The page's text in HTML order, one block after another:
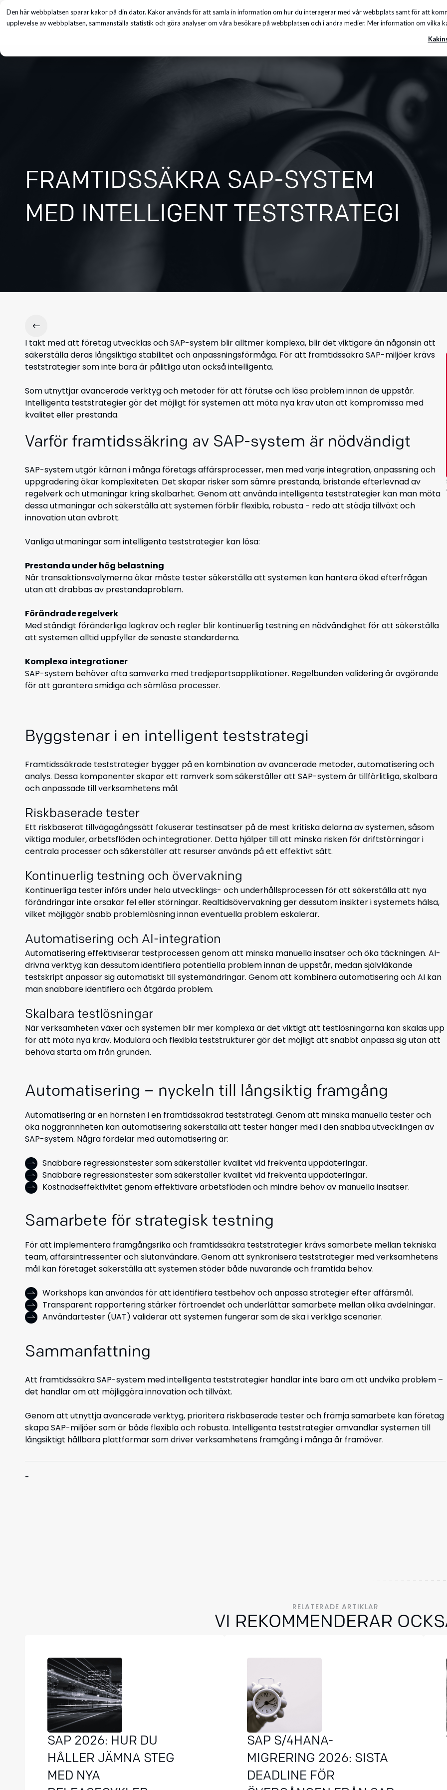
Den här webbplatsen sparar kakor på din dator. Kakor används för att samla in information om hur du interagerar med vår webbplats samt för att
upplevelse av webbplatsen, sammanställa statistik och göra analyser om våra besökare på webbplatsen och i andra medier. Mer information om vilka
Tjänster Insikter Om oss Karriär Kunskapscenter
FRAMTIDSSÄKRA SAP-SYSTEM
MED INTELLIGENT TESTSTRATEGI
I takt med att företag utvecklas och SAP-system blir alltmer komplexa, blir det viktigare än någonsin att
säkerställa deras långsiktiga stabilitet och anpassningsförmåga. För att framtidssäkra SAP-miljöer krävs
teststrategier som inte bara är pålitliga utan också intelligenta.
Som utnyttjar avancerade verktyg och metoder för att förutse och lösa problem innan de uppstår.
Intelligenta teststrategier gör det möjligt för systemen att möta nya krav utan att kompromissa med
kvalitet eller prestanda.
Varför framtidssäkring av SAP-system är nödvändigt
SAP-system utgör kärnan i många företags affärsprocesser, men med varje integration, anpassning och
uppgradering ökar komplexiteten. Det skapar risker som sämre prestanda, bristande efterlevnad av
regelverk och utmaningar kring skalbarhet. Genom att använda intelligenta teststrategier kan man möta
dessa utmaningar och säkerställa att systemen förblir flexibla, robusta - redo att stödja tillväxt och
innovation utan avbrott.
Vanliga utmaningar som intelligenta teststrategier kan lösa:
Prestanda under hög belastning
När transaktionsvolymerna ökar måste tester säkerställa att systemen kan hantera ökad efterfrågan
utan att drabbas av prestandaproblem.
Förändrade regelverk
Med ständigt föränderliga lagkrav och regler blir kontinuerlig testning en nödvändighet för att säkerställa
att systemen alltid uppfyller de senaste standarderna.
Komplexa integrationer
SAP-system behöver ofta samverka med tredjepartsapplikationer. Regelbunden validering är avgörande
för att garantera smidiga och sömlösa processer.
Byggstenar i en intelligent teststrategi
Framtidssäkrade teststrategier bygger på en kombination av avancerade metoder, automatisering och
analys. Dessa komponenter skapar ett ramverk som säkerställer att SAP-system är tillförlitliga, skalbara
och anpassade till verksamhetens mål.
Riskbaserade tester
Ett riskbaserat tillvägagångssätt fokuserar testinsatser på de mest kritiska delarna av systemen, såsom
viktiga moduler, arbetsflöden och integrationer. Detta hjälper till att minska risken för driftstörningar i
centrala processer och säkerställer att resurser används på ett effektivt sätt.
Kontinuerlig testning och övervakning
Kontinuerliga tester införs under hela utvecklings- och underhållsprocessen för att säkerställa att nya
förändringar inte orsakar fel eller störningar. Realtidsövervakning ger dessutom insikter i systemets hälsa,
vilket möjliggör snabb problemlösning innan eventuella problem eskalerar.
Automatisering och AI-integration
Automatisering effektiviserar testprocessen genom att minska manuella insatser och öka täckningen. AI-
drivna verktyg kan dessutom identifiera potentiella problem innan de uppstår, medan självläkande
testskript anpassar sig automatiskt till systemändringar. Genom att kombinera automatisering och AI kan
man snabbare identifiera och åtgärda problem.
Skalbara testlösningar
När verksamheten växer och systemen blir mer komplexa är det viktigt att testlösningarna kan skalas upp
för att möta nya krav. Modulära och flexibla teststrukturer gör det möjligt att snabbt anpassa sig utan att
behöva starta om från grunden.
Automatisering – nyckeln till långsiktig framgång
Automatisering är en hörnsten i en framtidssäkrad teststrategi. Genom att minska manuella tester och
öka noggrannheten kan automatisering säkerställa att tester hänger med i den snabba utvecklingen av
SAP-system. Några fördelar med automatisering är:
Snabbare regressionstester som säkerställer kvalitet vid frekventa uppdateringar.
Snabbare regressionstester som säkerställer kvalitet vid frekventa uppdateringar.
Kostnadseffektivitet genom effektivare arbetsflöden och mindre behov av manuella insatser.
Samarbete för strategisk testning
För att implementera framgångsrika och framtidssäkra teststrategier krävs samarbete mellan tekniska
team, affärsintressenter och slutanvändare. Genom att synkronisera teststrategier med verksamhetens
mål kan företaget säkerställa att systemen stöder både nuvarande och framtida behov.
Workshops kan användas för att identifiera testbehov och anpassa strategier efter affärsmål.
Transparent rapportering stärker förtroendet och underlättar samarbete mellan olika avdelningar.
Användartester (UAT) validerar att systemen fungerar som de ska i verkliga scenarier.
Sammanfattning
Att framtidssäkra SAP-system med intelligenta teststrategier handlar inte bara om att undvika problem –
det handlar om att möjliggöra innovation och tillväxt.
Genom att utnyttja avancerade verktyg, prioritera riskbaserade tester och främja samarbete kan företag
skapa SAP-miljöer som är både flexibla och robusta. Intelligenta teststrategier omvandlar systemen till
långsiktigt hållbara plattformar som driver verksamhetens framgång i många år framöver.
-
RELATERADE ARTIKLAR
VI REKOMMENDERAR
SAP 2026: HUR DU
HÅLLER JÄMNA STEG
MED NYA
SAP S/4HANA-
MIGRERING 2026: SISTA
DEADLINE FÖR